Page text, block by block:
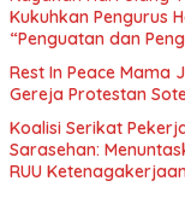
Kukuhkan Pengurus
“Penguatan dan
Indonesia dan
Rest In Peace Mama
Gereja Protestan
Koalisi Serikat
Sarasehan:
RUU